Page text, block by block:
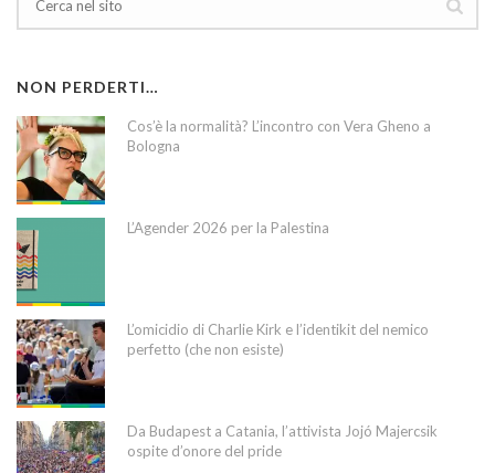
NON PERDERTI…
Cos’è la normalità? L’incontro con Vera Gheno a
Bologna
L’Agender 2026 per la Palestina
L’omicidio di Charlie Kirk e l’identikit del nemico
perfetto (che non esiste)
Da Budapest a Catania, l’attivista Jojó Majercsik
ospite d’onore del pride